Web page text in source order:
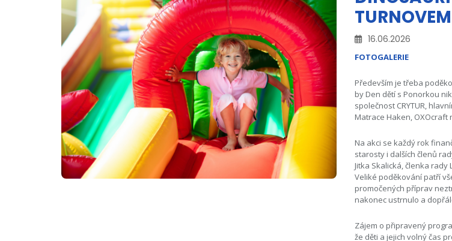
TURNOVEM
16.06.2026
FOTOGALERIE
Především je třeba
by Den dětí s Ponorkou
společnost CRYTUR,
Matrace Haken, OXOcraft
Na akci se každý rok
starosty i dalších členů
Jitka Skalická, členka
Veliké poděkování patří
promočených příprav
nakonec ustrnulo a
Zájem o připravený
že děti a jejich volný čas